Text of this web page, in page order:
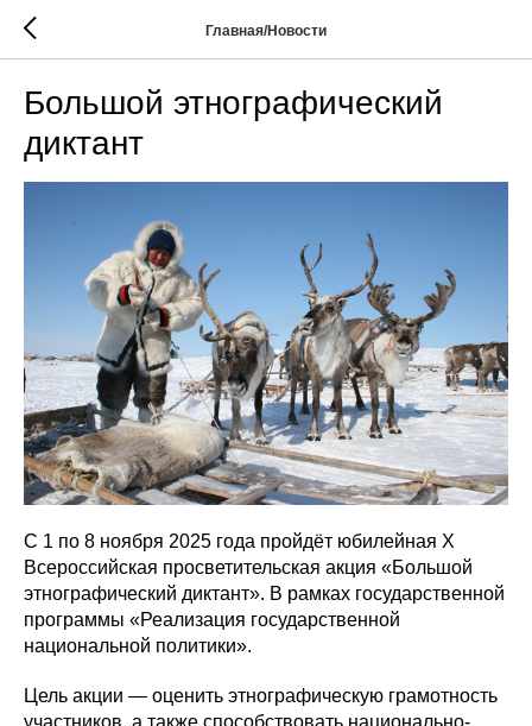
Главная/Новости
Большой этнографический
диктант
С 1 по 8 ноября 2025 года пройдёт юбилейная Х
Всероссийская просветительская акция «Большой
этнографический диктант». В рамках государственной
программы «Реализация государственной
национальной политики».
Цель акции — оценить этнографическую грамотность
участников, а также способствовать национально-